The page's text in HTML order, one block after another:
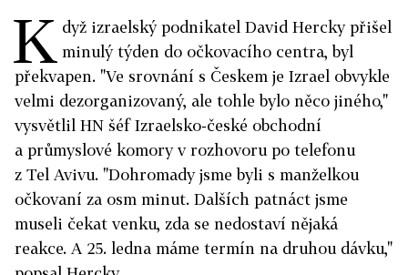
K dyž izraelský podnikatel David Hercky přišel
minulý týden do očkovacího centra, byl
překvapen. "Ve srovnání s Českem je Izrael obvykle
velmi dezorganizovaný, ale tohle bylo něco jiného,"
vysvětlil HN šéf Izraelsko-české obchodní
a průmyslové komory v rozhovoru po telefonu
z Tel Avivu. "Dohromady jsme byli s manželkou
očkovaní za osm minut. Dalších patnáct jsme
museli čekat venku, zda se nedostaví nějaká
reakce. A 25. ledna máme termín na druhou dávku,"